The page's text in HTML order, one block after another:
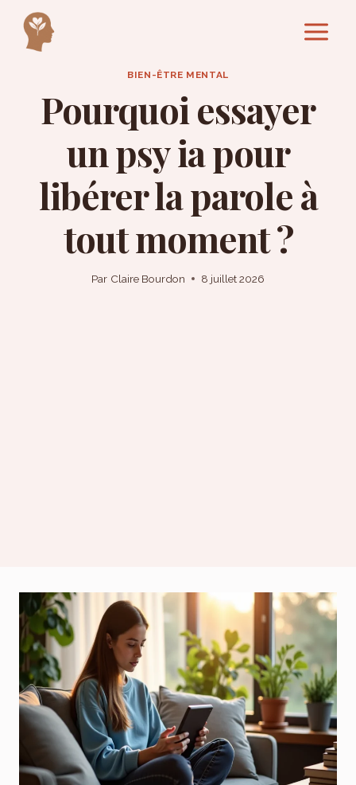
contenu
BIEN-ÊTRE MENTAL
Pourquoi essayer
un psy ia pour
libérer la parole à
tout moment ?
Par Claire Bourdon 8 juillet 2026